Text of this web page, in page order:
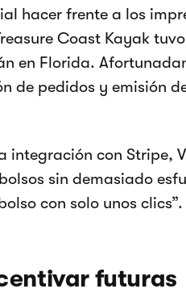
hacer frente a los
Coast Kayak
en Florida.
de pedidos y emisión
integración con Stripe,
sin demasiado
con solo unos clics”.
futuras